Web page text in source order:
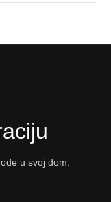
u svoj dom.